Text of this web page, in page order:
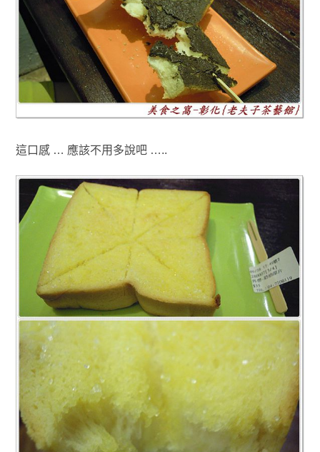
這口感 … 應該不用多說吧 …..